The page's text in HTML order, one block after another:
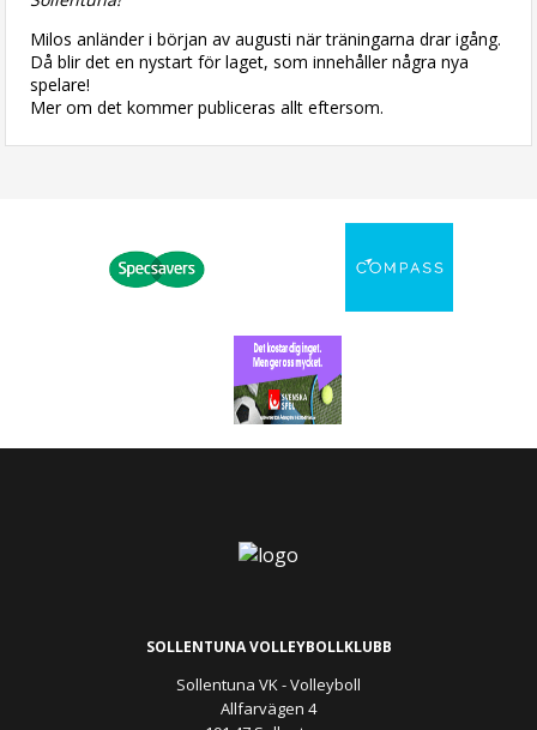
Milos anländer i början av augusti när träningarna drar igång.
Då blir det en nystart för laget, som innehåller några nya
spelare!
Mer om det kommer publiceras allt eftersom.
SOLLENTUNA VOLLEYBOLLKLUBB
Sollentuna VK - Volleyboll
Allfarvägen 4